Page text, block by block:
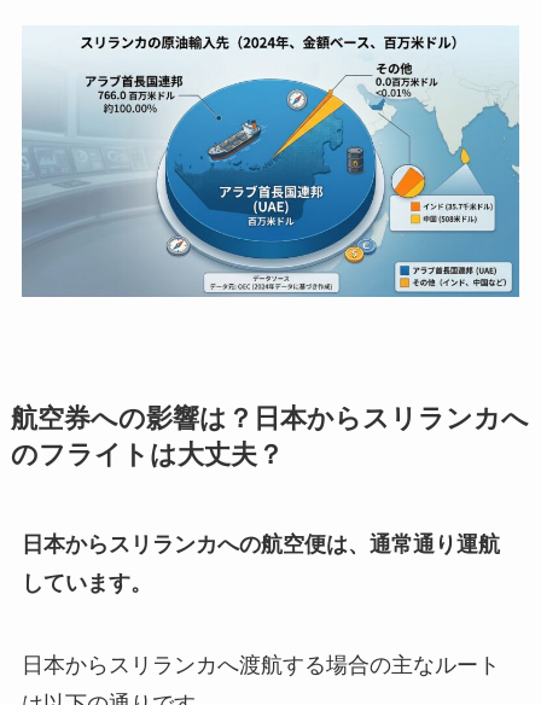
航空券への影響は？日本からスリランカへ
のフライトは大丈夫？
日本からスリランカへの航空便は、通常通り運航
しています。
日本からスリランカへ渡航する場合の主なルート